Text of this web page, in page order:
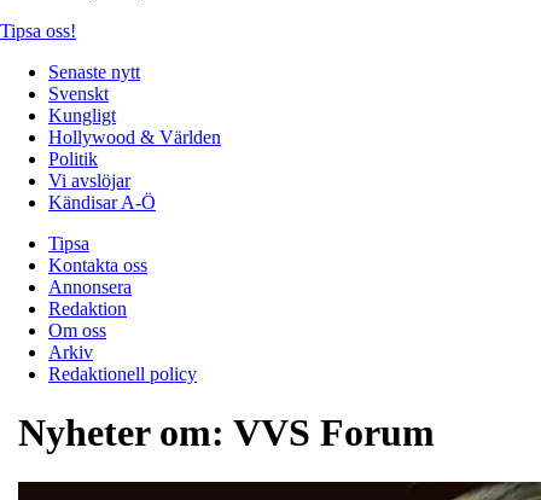
Tipsa oss!
Senaste nytt
Svenskt
Kungligt
Hollywood & Världen
Politik
Vi avslöjar
Kändisar A-Ö
Tipsa
Kontakta oss
Annonsera
Redaktion
Om oss
Arkiv
Redaktionell policy
Nyheter om: VVS Forum